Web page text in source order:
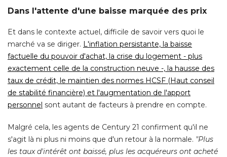
Dans l'attente d'une baisse marquée des prix
Et dans le contexte actuel, difficile de savoir vers quoi le
marché va se diriger. L'inflation persistante, la baisse
factuelle du pouvoir d'achat, la crise du logement - plus
exactement celle de la construction neuve -, la hausse des
taux de crédit, le maintien des normes HCSF (Haut conseil
de stabilité financière) et l'augmentation de l'apport
personnel sont autant de facteurs à prendre en compte.
Malgré cela, les agents de Century 21 confirment qu'il ne
s'agit là ni plus ni moins que d'un retour à la normale. "Plus
les taux d'intérêt ont baissé, plus les acquéreurs ont acheté